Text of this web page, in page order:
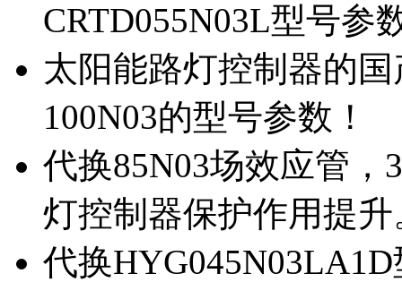
CRTD055N03L型号参
太阳能路灯控制器的
100N03的型号参数！
代换85N03场效应管
灯控制器保护作用提升
代换